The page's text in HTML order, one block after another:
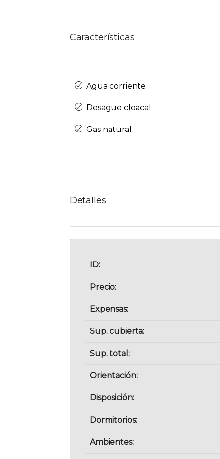
Características
Agua corriente
Desague cloacal
Gas natural
Detalles
ID:
Precio:
Expensas:
Sup. cubierta:
Sup. total:
Orientación:
Disposición:
Dormitorios:
Ambientes: